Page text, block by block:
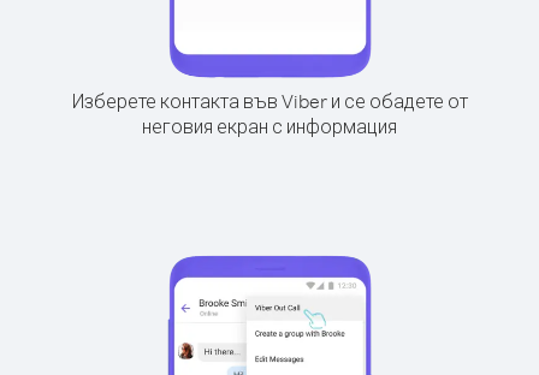
Изберете контакта във Viber и се обадете от
неговия екран с информация